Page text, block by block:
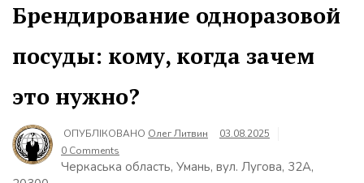
Брендирование одноразовой
посуды: кому, когда зачем
это нужно?
ОПУБЛІКОВАНО Олег Литвин
03.08.2025
0 Comments
Черкаська область, Умань, вул. Лугова, 32А,